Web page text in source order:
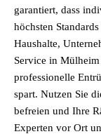
garantiert, dass
höchsten
Haushalte,
Service in
professionelle
spart. Nutzen Sie
befreien und Ihre
Experten vor Ort